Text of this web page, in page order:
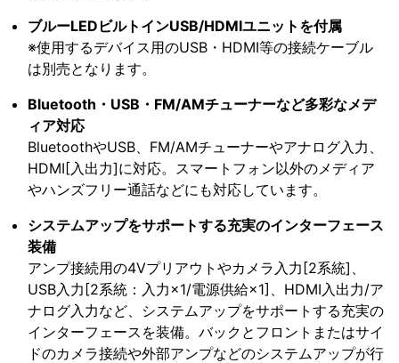
ブルーLEDビルトインUSB/HDMIユニットを付属
※使用するデバイス用のUSB・HDMI等の接続ケーブル
は別売となります。
Bluetooth・USB・FM/AMチューナーなど多彩なメデ
ィア対応
BluetoothやUSB、FM/AMチューナーやアナログ入力、
HDMI[入出力]に対応。スマートフォン以外のメディア
やハンズフリー通話などにも対応しています。
システムアップをサポートする充実のインターフェース
装備
アンプ接続用の4Vプリアウトやカメラ入力[2系統]、
USB入力[2系統：入力×1/電源供給×1]、HDMI入出力/ア
ナログ入力など、システムアップをサポートする充実の
インターフェースを装備。バックとフロントまたはサイ
ドのカメラ接続や外部アンプなどのシステムアップが行